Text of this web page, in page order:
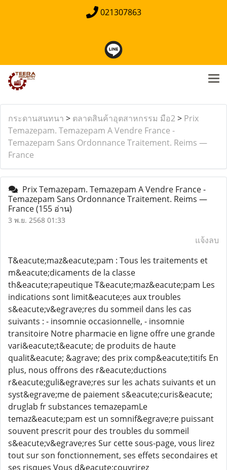
021307863
กระดานสนทนา > ตลาดสินค้าอุตสาหกรรม มือ2> Prix
Temazepam. Temazepam A Vendre France -
Temazepam Sans Ordonnance Traitement. Reims —
France
Prix Temazepam. Temazepam A Vendre France -
Temazepam Sans Ordonnance Traitement. Reims —
France(155 อ่าน)
3 พ.ย. 2568 01:33
แจ้งลบ
T&eacute;maz&eacute;pam : Tous les traitements et
m&eacute;dicaments de la classe
th&eacute;rapeutique T&eacute;maz&eacute;pam Les
indications sont limit&eacute;es aux troubles
s&eacute;v&egrave;res du sommeil dans les cas
suivants : - insomnie occasionnelle, - insomnie
transitoire Notre pharmacie en ligne offre une grande
vari&eacute;t&eacute; de produits de haute
qualit&eacute; &agrave; des prix comp&eacute;titifs En
plus, nous offrons des r&eacute;ductions
r&eacute;guli&egrave;res sur les achats suivants et un
syst&egrave;me de paiement s&eacute;curis&eacute;
druglab fr substances temazepamLe
temaz&eacute;pam est un somnif&egrave;re puissant
souvent prescrit pour des troubles du sommeil
s&eacute;v&egrave;res Sur cette sous-page, vous lirez
tout sur son fonctionnement, ses effets secondaires et
ses risques Vous d&eacute;couvrirez